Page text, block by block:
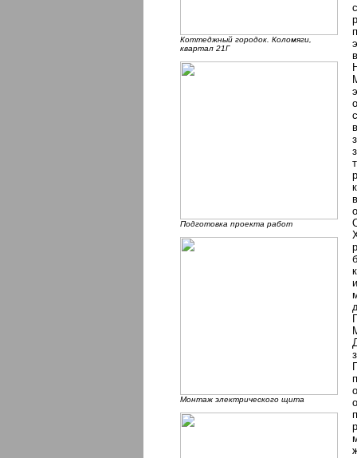
Коттеджный городок. Коломяги,
квартал 21Г
Подготовка проекта работ
Монтаж электрического щита